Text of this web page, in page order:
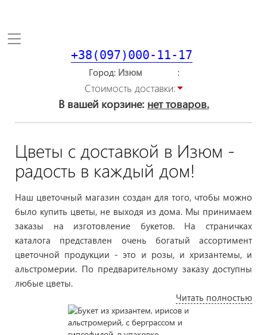
Toggle
+38(097)000-11-17
Город
Стоимость доставки:
В вашей корзине: нет товаров.
Цветы с доставкой в Изюм -
радость в каждый дом!
Наш цветочный магазин создан для того, чтобы можно
было купить цветы, не выходя из дома. Мы принимаем
заказы на изготовление букетов. На страничках
каталога представлен очень богатый ассортимент
цветочной продукции - это и розы, и хризантемы, и
альстромерии. По предварительному заказу доступны
любые цветы.
Большой выбор композиций на самые различные
семейные и корпоративные праздники, торжественные
или личные встречи. Также мы можем составить
Читать полностью